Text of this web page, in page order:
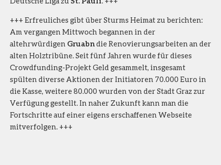
+++ Erfreuliches gibt über Sturms Heimat zu berichten:
Am vergangen Mittwoch begannen in der
altehrwürdigen Gruabndie Renovierungsarbeiten an der
alten Holztribüne. Seit fünf Jahren wurde für dieses
Crowdfunding-Projekt Geld gesammelt, insgesamt
spülten diverse Aktionen der Initiatoren 70.000 Euro in
die Kasse, weitere 80.000 wurden von der Stadt Graz zur
Verfügung gestellt. In naher Zukunft kann man die
Fortschritte auf einer eigens erschaffenen Webseite
mitverfolgen. +++